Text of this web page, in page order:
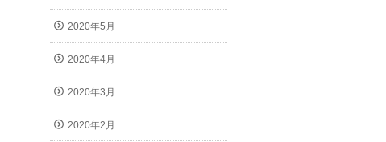
2020年5月
2020年4月
2020年3月
2020年2月